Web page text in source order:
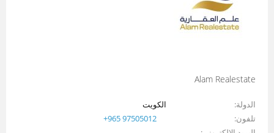
Alam Realestate
الدولة
الكويت
تلفون
+965 97505012